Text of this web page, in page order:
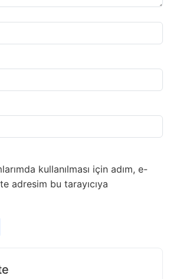
kullanılması için adım, e-
adresim bu tarayıcıya